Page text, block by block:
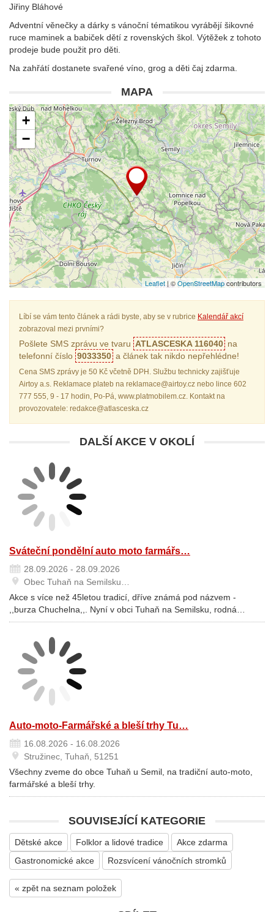
Jiřiny Bláhové
Adventní věnečky a dárky s vánoční tématikou vyrábějí šikovné
ruce maminek a babiček dětí z rovenských škol. Výtěžek z tohoto
prodeje bude použit pro děti.
Na zahřátí dostanete svařené víno, grog a děti čaj zdarma.
MAPA
+
−
Leaflet| ©OpenStreetMapcontributors
Líbí se vám tento článek a rádi byste, aby se v rubrice Kalendář akcí
zobrazoval mezi prvními?
Pošlete SMS zprávu ve tvaru ATLASCESKA 116040 na
telefonní číslo 9033350 a článek tak nikdo nepřehlédne!
Cena SMS zprávy je 50 Kč včetně DPH. Službu technicky zajišťuje
Airtoy a.s. Reklamace plateb na reklamace@airtoy.cz nebo lince 602
777 555, 9 - 17 hodin, Po-Pá, www.platmobilem.cz. Kontakt na
provozovatele: redakce@atlasceska.cz
DALŠÍ AKCE V OKOLÍ
Sváteční pondělní auto moto farmářs…
28.09.2026 - 28.09.2026
Obec Tuhaň na Semilsku…
Akce s více než 45letou tradicí, dříve známá pod názvem -
,,burza Chuchelna,,. Nyní v obci Tuhaň na Semilsku, rodná…
Auto-moto-Farmářské a bleší trhy Tu…
16.08.2026 - 16.08.2026
Stružinec, Tuhaň, 51251
Všechny zveme do obce Tuhaň u Semil, na tradiční auto-moto,
farmářské a bleší trhy.
SOUVISEJÍCÍ KATEGORIE
Dětské akce Folklor a lidové tradice
Akce zdarma
Gastronomické akce
Rozsvícení vánočních stromků
« zpět na seznam položek